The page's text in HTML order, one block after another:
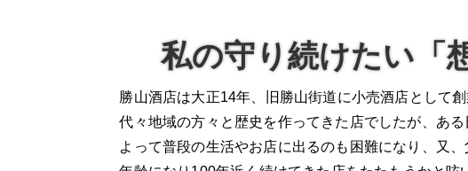
私の守り続けたい「
勝山酒店は大正14年、旧勝山街道に小売酒店として創
代々地域の方々と歴史を作ってきた店でしたが、あ
よって普段の生活やお店に出るのも困難になり、又